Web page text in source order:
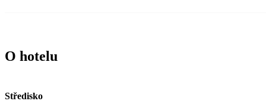
O hotelu
Středisko